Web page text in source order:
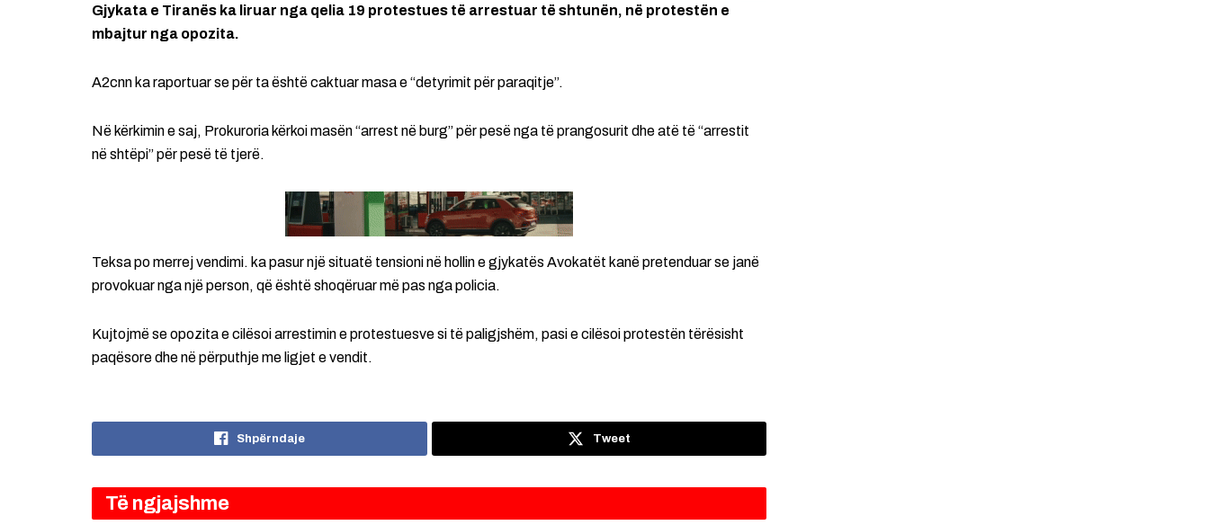
Gjykata e Tiranës ka liruar nga qelia 19 protestues të arrestuar të shtunën, në protestën e
mbajtur nga opozita.
A2cnn ka raportuar se për ta është caktuar masa e “detyrimit për paraqitje”.
Në kërkimin e saj, Prokuroria kërkoi masën “arrest në burg” për pesë nga të prangosurit dhe atë të “arrestit
në shtëpi” për pesë të tjerë.
Teksa po merrej vendimi. ka pasur një situatë tensioni në hollin e gjykatës Avokatët kanë pretenduar se janë
provokuar nga një person, që është shoqëruar më pas nga policia.
Kujtojmë se opozita e cilësoi arrestimin e protestuesve si të paligjshëm, pasi e cilësoi protestën tërësisht
paqësore dhe në përputhje me ligjet e vendit.
Shpërndaje Tweet
Të ngjajshme